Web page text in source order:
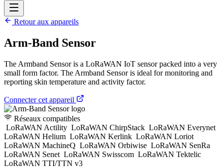
Retour aux appareils
Arm-Band Sensor
The Armband Sensor is a LoRaWAN IoT sensor packed into a very
small form factor. The Armband Sensor is ideal for monitoring and
reporting skin temperature and activity factor.
Connecter cet appareil
Réseaux compatibles
LoRaWAN Actility LoRaWAN ChirpStack LoRaWAN Everynet
LoRaWAN Helium LoRaWAN Kerlink LoRaWAN Loriot
LoRaWAN MachineQ LoRaWAN Orbiwise LoRaWAN SenRa
LoRaWAN Senet LoRaWAN Swisscom LoRaWAN Tektelic
LoRaWAN TTI/TTN v3